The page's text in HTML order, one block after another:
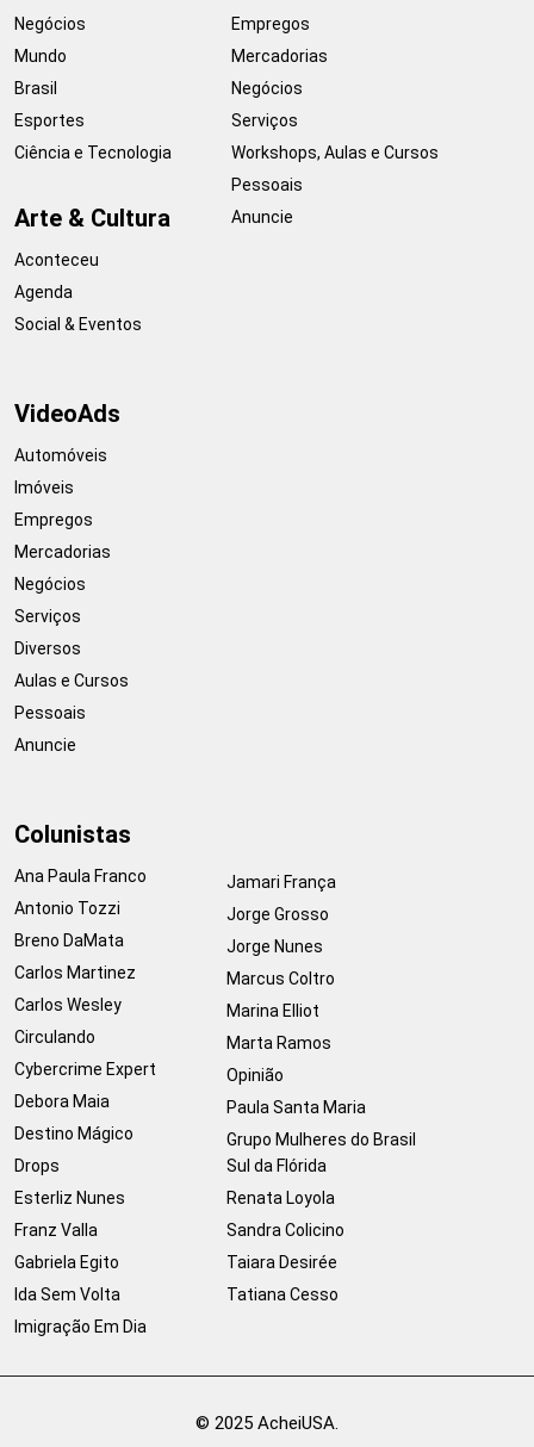
Negócios
Mundo
Brasil
Esportes
Ciência e Tecnologia
Arte & Cultura
Aconteceu
Agenda
Social & Eventos
Empregos
Mercadorias
Negócios
Serviços
Workshops, Aulas e Cursos
Pessoais
Anuncie
VideoAds
Automóveis
Imóveis
Empregos
Mercadorias
Negócios
Serviços
Diversos
Aulas e Cursos
Pessoais
Anuncie
Colunistas
Ana Paula Franco
Antonio Tozzi
Breno DaMata
Carlos Martinez
Carlos Wesley
Circulando
Cybercrime Expert
Debora Maia
Destino Mágico
Drops
Esterliz Nunes
Franz Valla
Gabriela Egito
Ida Sem Volta
Imigração Em Dia
Jamari França
Jorge Grosso
Jorge Nunes
Marcus Coltro
Marina Elliot
Marta Ramos
Opinião
Paula Santa Maria
Grupo Mulheres do Brasil
Sul da Flórida
Renata Loyola
Sandra Colicino
Taiara Desirée
Tatiana Cesso
© 2025 AcheiUSA.